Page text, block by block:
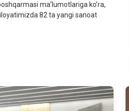
maʼlumotlariga koʼra,
82 ta yangi sanoat